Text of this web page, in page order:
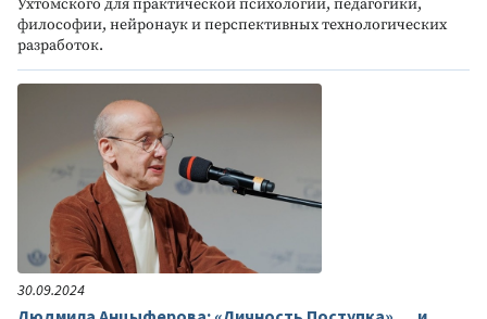
Ухтомского для практической психологии, педагогики,
философии, нейронаук и перспективных технологических
разработок.
30.09.2024